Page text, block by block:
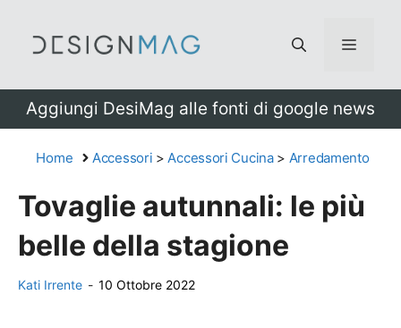
Menu
Aggiungi DesiMag alle fonti di google news
Home Accessori >Accessori Cucina> Arredamento
Tovaglie autunnali: le più
belle della stagione
Kati Irrente - 10 Ottobre 2022